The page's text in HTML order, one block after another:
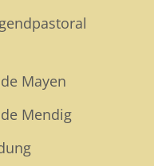
Mayen
Mendig